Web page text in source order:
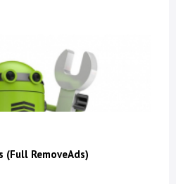
(Full RemoveAds)